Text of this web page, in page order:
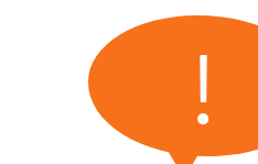
!